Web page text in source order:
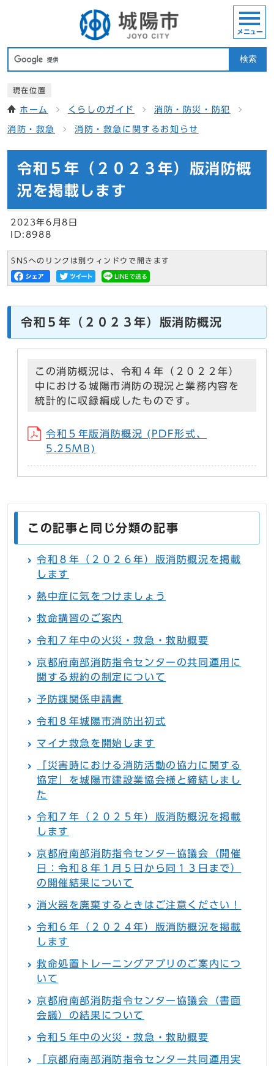
検索
メニュー
現在位置
ホーム くらしのガイド 消防・防災・防犯
消防・救急 消防・救急に関するお知らせ
令和５年（２０２３年）版消防概
況を掲載します
2023年6月8日
ID:8988
SNSへのリンクは別ウィンドウで開きます
令和５年（２０２３年）版消防概況
この消防概況は、令和４年（２０２２年）
中における城陽市消防の現況と業務内容を
統計的に収録編成したものです。
令和５年版消防概況 (PDF形式、
5.25MB)
この記事と同じ分類の記事
令和８年（２０２６年）版消防概況を掲載
します
熱中症に気をつけましょう
救命講習のご案内
令和７年中の火災・救急・救助概要
京都府南部消防指令センターの共同運用に
関する規約の制定について
予防課関係申請書
令和８年城陽市消防出初式
マイナ救急を開始します
「災害時における消防活動の協力に関する
協定」を城陽市建設業協会様と締結しまし
た
令和７年（２０２５年）版消防概況を掲載
します
京都府南部消防指令センター協議会（開催
日：令和８年１月５日から同１３日まで）
の開催結果について
消火器を廃棄するときはご注意ください！
令和６年（２０２４年）版消防概況を掲載
します
救命処置トレーニングアプリのご案内につ
いて
京都府南部消防指令センター協議会（書面
会議）の結果について
令和５年中の火災・救急・救助概要
「京都府南部消防指令センター共同運用実